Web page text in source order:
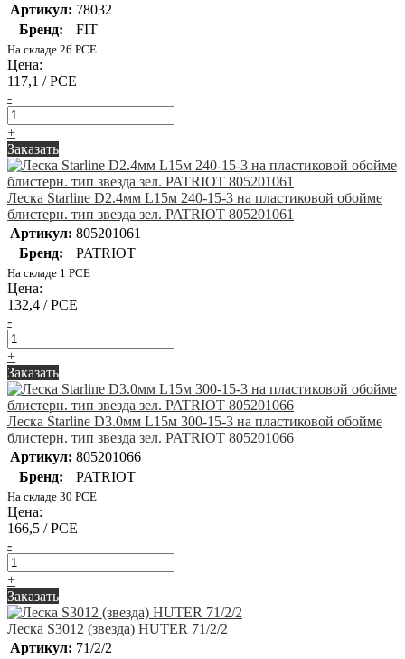
Артикул: 78032
Бренд:
FIT
На складе 26 PCE
Цена:
117,1 / PCE
-
+
Заказать
Леска Starline D2.4мм L15м 240-15-3 на пластиковой обойме
блистерн. тип звезда зел. PATRIOT 805201061
Артикул: 805201061
Бренд:
PATRIOT
На складе 1 PCE
Цена:
132,4 / PCE
-
+
Заказать
Леска Starline D3.0мм L15м 300-15-3 на пластиковой обойме
блистерн. тип звезда зел. PATRIOT 805201066
Артикул: 805201066
Бренд:
PATRIOT
На складе 30 PCE
Цена:
166,5 / PCE
-
+
Заказать
Леска S3012 (звезда) HUTER 71/2/2
Артикул: 71/2/2